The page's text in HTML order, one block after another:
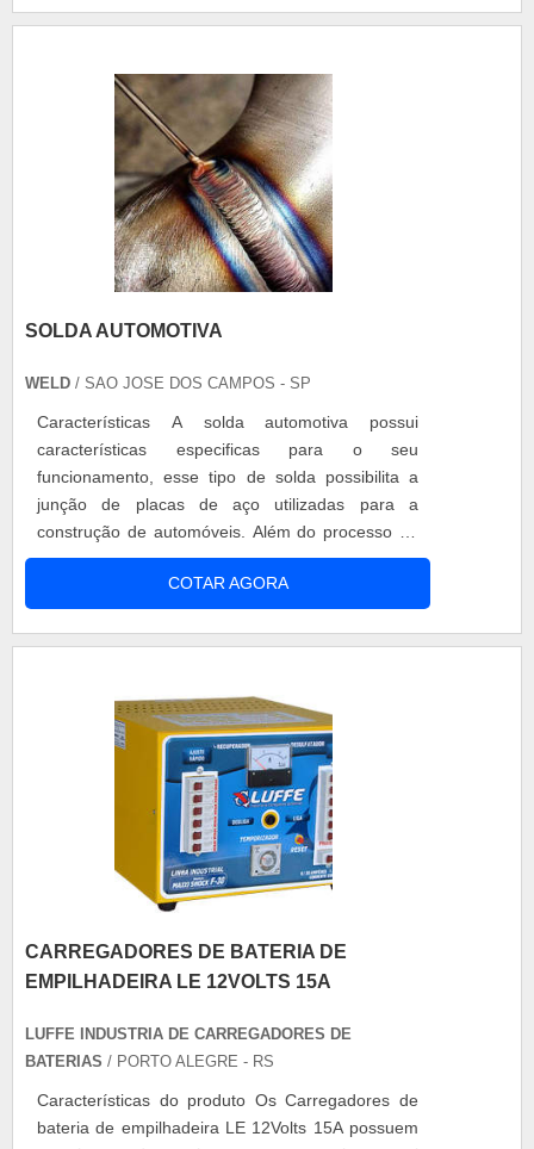
ao ligar ou ....
SOLDA AUTOMOTIVA
WELD / SAO JOSE DOS CAMPOS - SP
Características A solda automotiva possui
características especificas para o seu
funcionamento, esse tipo de solda possibilita a
junção de placas de aço utilizadas para a
construção de automóveis. Além do processo de
fabricação de peças a solda também é
indispensável para os reparos de automóveis.
Serviços disponibilizados - Fabricação,
- Soldagem Espe....
COTAR AGORA
CARREGADORES DE BATERIA DE
EMPILHADEIRA LE 12VOLTS 15A
LUFFE INDUSTRIA DE CARREGADORES DE
BATERIAS / PORTO ALEGRE - RS
Características do produto Os Carregadores de
bateria de empilhadeira LE 12Volts 15A possuem